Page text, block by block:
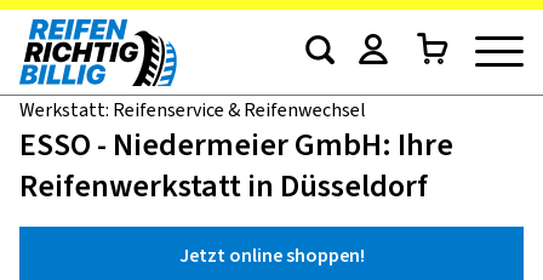
Werkstatt: Reifenservice & Reifenwechsel
ESSO - Niedermeier GmbH: Ihre
Reifenwerkstatt in Düsseldorf
Jetzt online shoppen!